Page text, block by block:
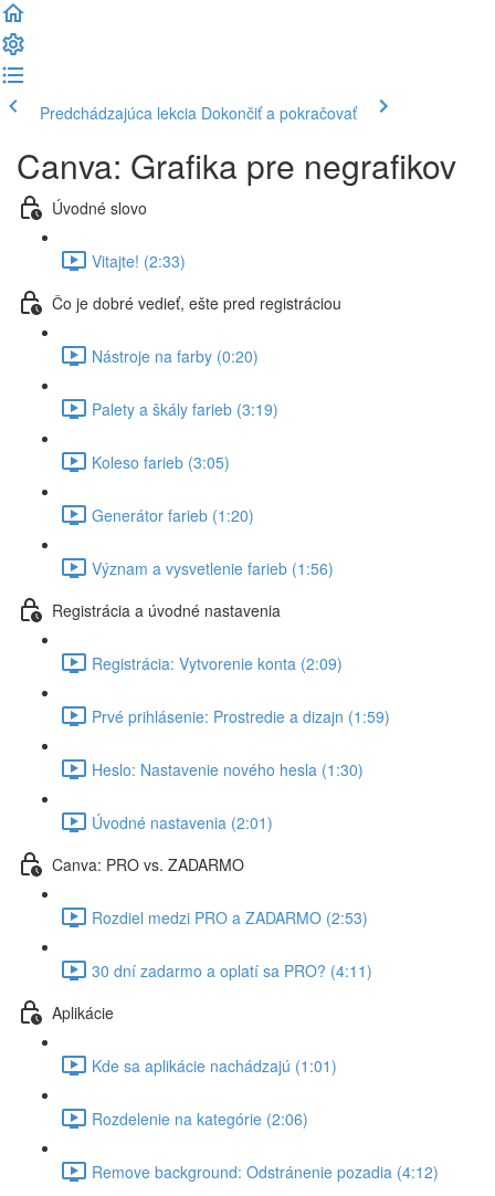
Predchádzajúca lekcia Dokončiť a pokračovať
Canva: Grafika pre negrafikov
Úvodné slovo
Vitajte! (2:33)
Čo je dobré vedieť, ešte pred registráciou
Nástroje na farby (0:20)
Palety a škály farieb (3:19)
Koleso farieb (3:05)
Generátor farieb (1:20)
Význam a vysvetlenie farieb (1:56)
Registrácia a úvodné nastavenia
Registrácia: Vytvorenie konta (2:09)
Prvé prihlásenie: Prostredie a dizajn (1:59)
Heslo: Nastavenie nového hesla (1:30)
Úvodné nastavenia (2:01)
Canva: PRO vs. ZADARMO
Rozdiel medzi PRO a ZADARMO (2:53)
30 dní zadarmo a oplatí sa PRO? (4:11)
Aplikácie
Kde sa aplikácie nachádzajú (1:01)
Rozdelenie na kategórie (2:06)
Remove background: Odstránenie pozadia (4:12)